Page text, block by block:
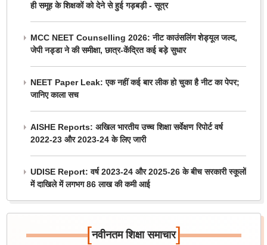
ही समूह के शिक्षकों को देने से हुई गड़बड़ी - सूत्र
MCC NEET Counselling 2026: नीट काउंसलिंग शेड्यूल जल्द,
जेपी नड्डा ने की समीक्षा, छात्र-केंद्रित कई बड़े सुधार
NEET Paper Leak: एक नहीं कई बार लीक हो चुका है नीट का पेपर;
जानिए काला सच
AISHE Reports: अखिल भारतीय उच्च शिक्षा सर्वेक्षण रिपोर्ट वर्ष
2022-23 और 2023-24 के लिए जारी
UDISE Report: वर्ष 2023-24 और 2025-26 के बीच सरकारी स्कूलों
में दाखिले में लगभग 86 लाख की कमी आई
[नवीनतम शिक्षा समाचार]